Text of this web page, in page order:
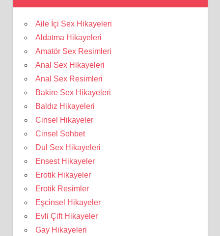
Aile İçi Sex Hikayeleri
Aldatma Hikayeleri
Amatör Sex Resimleri
Anal Sex Hikayeleri
Anal Sex Resimleri
Bakire Sex Hikayeleri
Baldız Hikayeleri
Cinsel Hikayeler
Cinsel Sohbet
Dul Sex Hikayeleri
Ensest Hikayeler
Erotik Hikayeler
Erotik Resimler
Eşcinsel Hikayeler
Evli Çift Hikayeler
Gay Hikayeleri